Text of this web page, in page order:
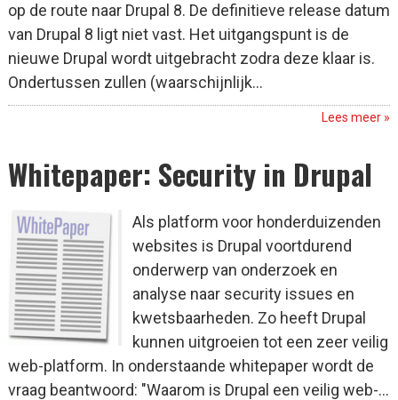
op de route naar Drupal 8. De definitieve release datum
van Drupal 8 ligt niet vast. Het uitgangspunt is de
nieuwe Drupal wordt uitgebracht zodra deze klaar is.
Ondertussen zullen (waarschijnlijk...
Lees meer »
Whitepaper: Security in Drupal
Als platform voor honderduizenden
websites is Drupal voortdurend
onderwerp van onderzoek en
analyse naar security issues en
kwetsbaarheden. Zo heeft Drupal
kunnen uitgroeien tot een zeer veilig
web-platform. In onderstaande whitepaper wordt de
vraag beantwoord: "Waarom is Drupal een veilig web-...